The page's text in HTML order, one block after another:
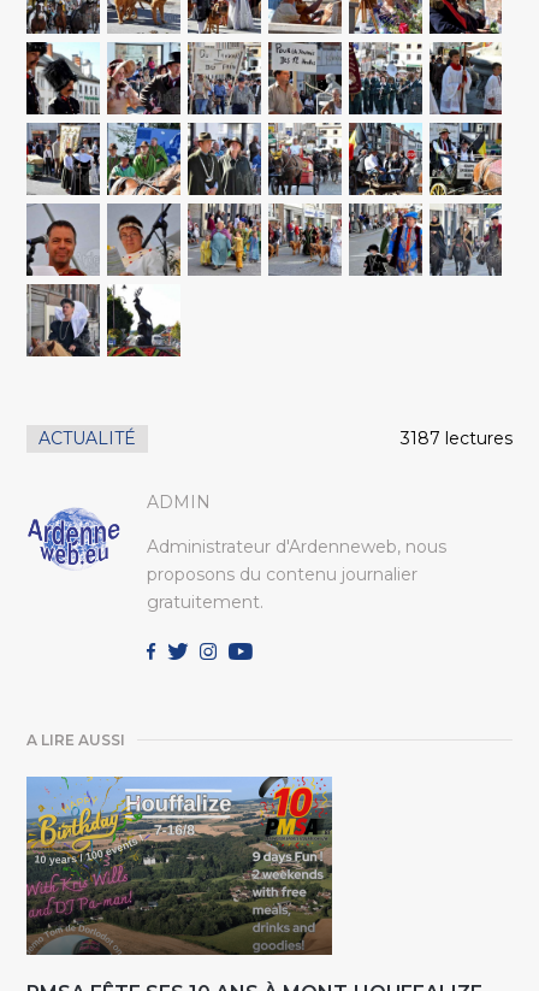
ACTUALITÉ 3187 lectures
ADMIN
Administrateur d'Ardenneweb, nous
proposons du contenu journalier
gratuitement.
A LIRE AUSSI